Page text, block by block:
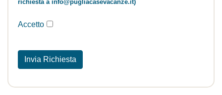
richiesta a info@pugliacasevacanze.it)
Accetto
Invia Richiesta